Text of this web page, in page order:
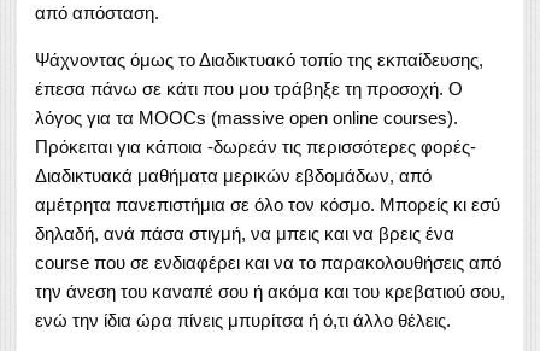
από απόσταση.
Ψάχνοντας όμως το Διαδικτυακό τοπίο της εκπαίδευσης,
έπεσα πάνω σε κάτι που μου τράβηξε τη προσοχή. Ο
λόγος για τα MOOCs (massive open online courses).
Πρόκειται για κάποια -δωρεάν τις περισσότερες φορές-
Διαδικτυακά μαθήματα μερικών εβδομάδων, από
αμέτρητα πανεπιστήμια σε όλο τον κόσμο. Μπορείς κι εσύ
δηλαδή, ανά πάσα στιγμή, να μπεις και να βρεις ένα
course που σε ενδιαφέρει και να το παρακολουθήσεις από
την άνεση του καναπέ σου ή ακόμα και του κρεβατιού σου,
ενώ την ίδια ώρα πίνεις μπυρίτσα ή ό,τι άλλο θέλεις.